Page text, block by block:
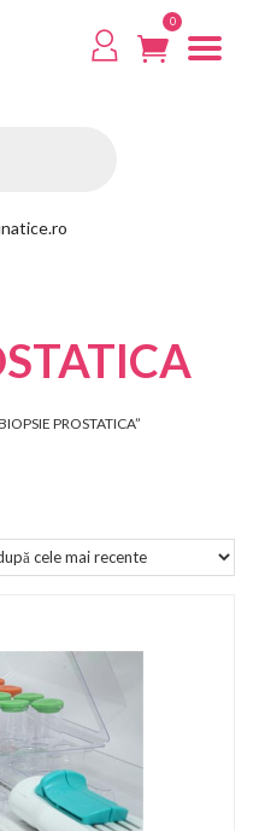
0
PROSTATICA”